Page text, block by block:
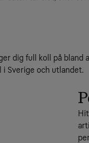
dig full koll på bland
i Sverige och utlandet.